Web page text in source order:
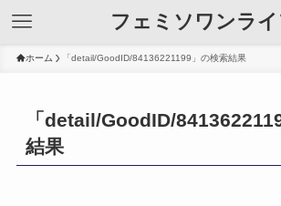
フェミソワンライ
ホーム 「detail/GoodID/84136221199」の検索結果
「detail/GoodID/
結果